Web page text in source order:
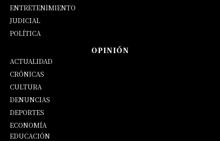
ENTRETENIMIENTO
JUDICIAL
POLÍTICA
OPINIÓN
ACTUALIDAD
CRÓNICAS
CULTURA
DENUNCIAS
DEPORTES
ECONOMÍA
EDUCACIÓN